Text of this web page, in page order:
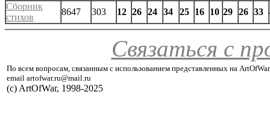
Сборник
стихов
8647 303 12 26 24 34 25 16 10 29 26 33
Связаться с
По всем вопросам, связанным с использованием представленных на
email artofwar.ru@mail.ru
(с) ArtOfWar, 1998-2025